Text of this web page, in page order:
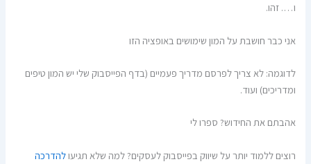
ו…. זהו.
אני כבר חושבת על המון שימושים באופציה הזו
לדוגמה: לא צריך לפרסם מדריך פעמיים (בדף הפייסבוק שלי יש המון טיפים
ומדריכים) ועוד.
אהבתם את החידוש? ספרו לי
רוצים ללמוד יותר על שיווק בפייסבוק לעסקים? למה שלא תגיעולהדרכה